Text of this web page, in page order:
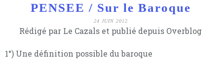
PENSEE / Sur le Baroque
24 JUIN 2012
Rédigé par Le Cazals et publié depuis Overblog
1°) Une définition possible du baroque